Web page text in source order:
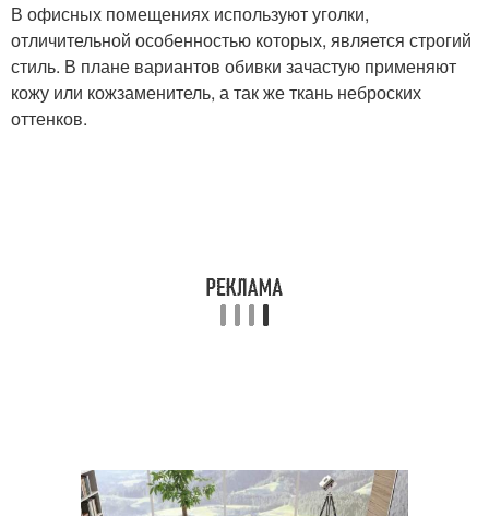
В офисных помещениях используют уголки,
отличительной особенностью которых, является строгий
стиль. В плане вариантов обивки зачастую применяют
кожу или кожзаменитель, а так же ткань неброских
оттенков.